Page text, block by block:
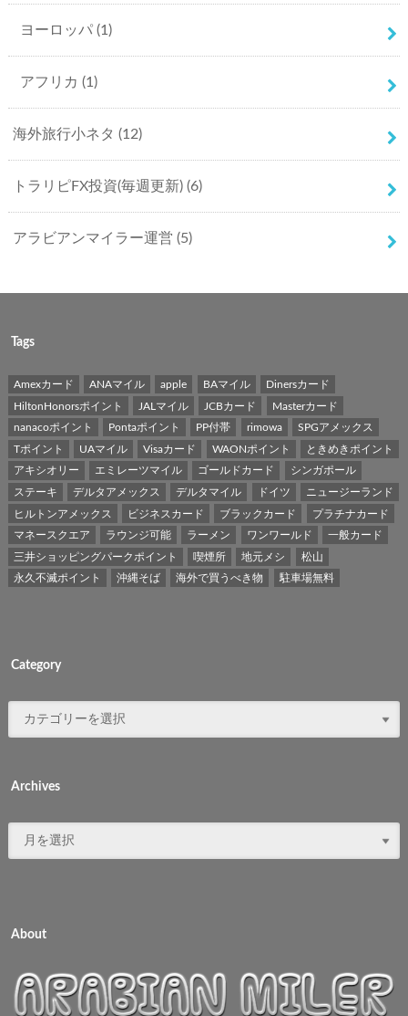
ヨーロッパ (1)
アフリカ (1)
海外旅行小ネタ (12)
トラリピFX投資(毎週更新) (6)
アラビアンマイラー運営 (5)
Tags
Amexカード ANAマイル apple BAマイル
Dinersカード
HiltonHonorsポイント
JALマイル JCBカード
Masterカード
nanacoポイント
Pontaポイント PP付帯 rimowa
SPGアメックス
Tポイント
UAマイル Visaカード WAONポイント
ときめきポイント
アキシオリー
エミレーツマイル ゴールドカード
シンガポール
ステーキ
デルタアメックス デルタマイル ドイツ
ニュージーランド
ヒルトンアメックス
ビジネスカード ブラックカード
プラチナカード
マネースクエア
ラウンジ可能 ラーメン ワンワールド
一般カード
三井ショッピングパークポイント
喫煙所 地元メシ
松山
永久不滅ポイント
沖縄そば 海外で買うべき物 駐車場無料
Category
Archives
About